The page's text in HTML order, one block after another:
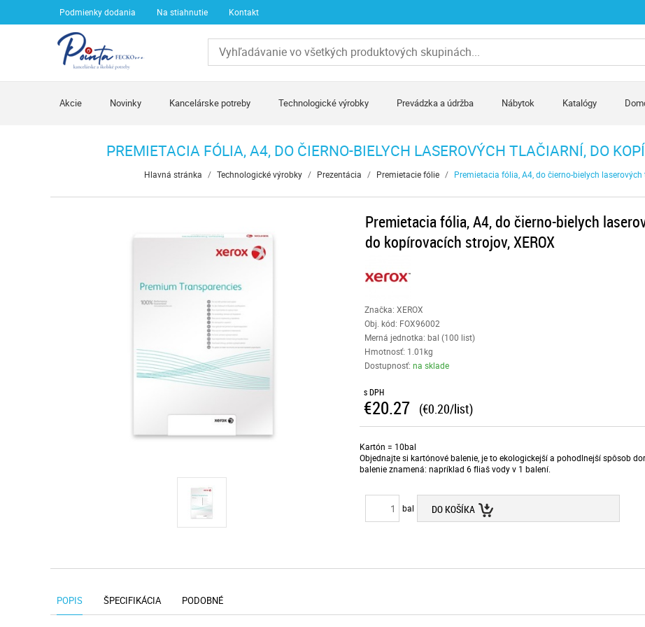
Podmienky dodania Na stiahnutie Kontakt
Akcie Novinky Kancelárske potreby Technologické výrobky Prevádzka a údržba Nábytok Katalógy
PREMIETACIA FÓLIA, A4, DO ČIERNO-BIELYCH LASEROVÝCH TLAČIARNÍ, DO
Hlavná stránka / Technologické výrobky / Prezentácia / Premietacie fólie / Premietacia fólia, A4, do čierno-bielych
Premietacia fólia, A4, do čierno-bielych
do kopírovacích strojov, XEROX
Značka: XEROX
Obj. kód: FOX96002
Merná jednotka: bal (100 list)
Hmotnosť: 1.01kg
Dostupnosť: na sklade
s DPH
€20.27 (€0.20/list)
Kartón = 10bal
Objednajte si kartónové balenie, je to ekologickejší a pohodlnejší spôsob
balenie znamená: napríklad 6 fliaš vody v 1 balení.
bal DO KOŠÍKA
POPIS ŠPECIFIKÁCIA PODOBNÉ